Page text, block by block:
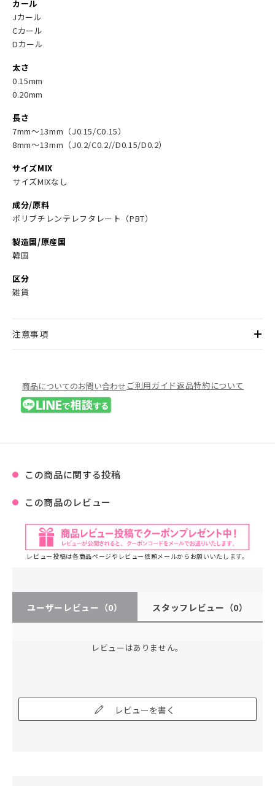
カール
Jカール
Cカール
Dカール
太さ
0.15mm
0.20mm
長さ
7mm～13mm（J0.15/C0.15）
8mm～13mm（J0.2/C0.2//D0.15/D0.2）
サイズMIX
サイズMIXなし
成分/原料
ポリブチレンテレフタレート（PBT）
製造国/原産国
韓国
区分
雑貨
注意事項
商品についてのお問い合わせ ご利用ガイド返品特約について
この商品に関する投稿
この商品のレビュー
レビュー投稿は各商品ページやレビュー依頼メールからお願いいたします。
ユーザーレビュー （0） スタッフレビュー （0）
レビューはありません。
レビューを書く